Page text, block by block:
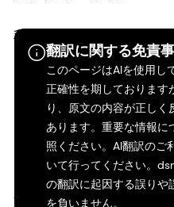
翻訳に関する免責
このページはAIを使用し
正確性を期しております
り、原文の内容が正し
あります。重要な情報に
照ください。AI翻訳のご
いて行ってください。
の翻訳に起因する誤りや
を負いません。
利用規約
ご利用条件
カリフォルニアの透明性
アクセシビリティ・ステー
法的情報